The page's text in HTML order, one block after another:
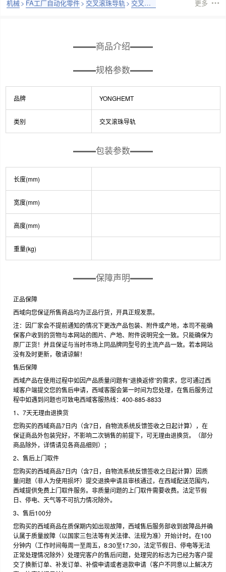
机械> FA工厂自动化零件> 交叉滚珠导轨> 交叉滚珠导轨 更多
商品介绍
规格参数
品牌 YONGHEMT
类别 交叉滚珠导轨
包装参数
长度(mm)
宽度(mm)
高度(mm)
重量(kg)
保障声明
正品保障
西域向您保证所售商品均为正品行货，开具正规发票。
注：因厂家会不提前通知的情况下更改产品包装、附件或产地，本司不能确
保客户收到的货物与本网站的图片、产地、附件说明完全一致。只能确保为
原厂正货！并且保证与当时市场上同品牌同型号的主流产品一致。若本网站
没有及时更新，敬请谅解！
售后保障
西域产品在使用过程中如因产品质量问题有“退换返修”的需求，您可通过西
域客户端提交您的售后申请，西域客服会第一时间为您处理，在售后服务过
程中如遇到问题也可致电西域客服热线：400-885-8833
1、7天无理由退换货
您购买的西域商品7日内（含7日，自物流系统反馈签收之日起计算），在
保证商品外包装完好，不影响二次销售的前提下，可无理由退换货。（部分
商品除外，详情请见各商品细则）；
2、售后上门取件
您购买的西域商品7日内（含7日，自物流系统反馈签收之日起计算）因质
量问题（非人为使用损坏）提交退换申请且审核通过，在西域配送范围内，
西域提供免费上门取件服务。非质量问题的上门取件需要收费。法定节假
日、停电、天气等不可抗力情况除外。
3、售后100分
您购买的西域商品在质保期内如出现故障，西域售后服务部收到故障品并确
认属于质量故障（以国家三包法等有关法律、法规为准）开始计时。在100
分钟内（工作时间每周一至周五，8:30至17:30，法定节假日、停电等无法
正常处理情况除外）处理完客户的售后问题，处理完的标志为已经为客户提
交了换新订单、补发订单、补偿申请或者退款申请（客户不同意以上解决方